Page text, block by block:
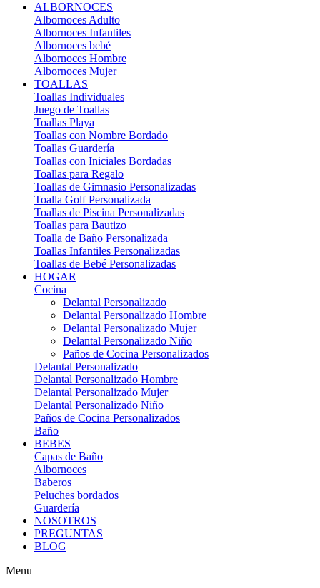
ALBORNOCES
Albornoces Adulto
Albornoces Infantiles
Albornoces bebé
Albornoces Hombre
Albornoces Mujer
TOALLAS
Toallas Individuales
Juego de Toallas
Toallas Playa
Toallas con Nombre Bordado
Toallas Guardería
Toallas con Iniciales Bordadas
Toallas para Regalo
Toallas de Gimnasio Personalizadas
Toalla Golf Personalizada
Toallas de Piscina Personalizadas
Toallas para Bautizo
Toalla de Baño Personalizada
Toallas Infantiles Personalizadas
Toallas de Bebé Personalizadas
HOGAR
Cocina
Delantal Personalizado
Delantal Personalizado Hombre
Delantal Personalizado Mujer
Delantal Personalizado Niño
Paños de Cocina Personalizados
Delantal Personalizado
Delantal Personalizado Hombre
Delantal Personalizado Mujer
Delantal Personalizado Niño
Paños de Cocina Personalizados
Baño
BEBES
Capas de Baño
Albornoces
Baberos
Peluches bordados
Guardería
NOSOTROS
PREGUNTAS
BLOG
Menu